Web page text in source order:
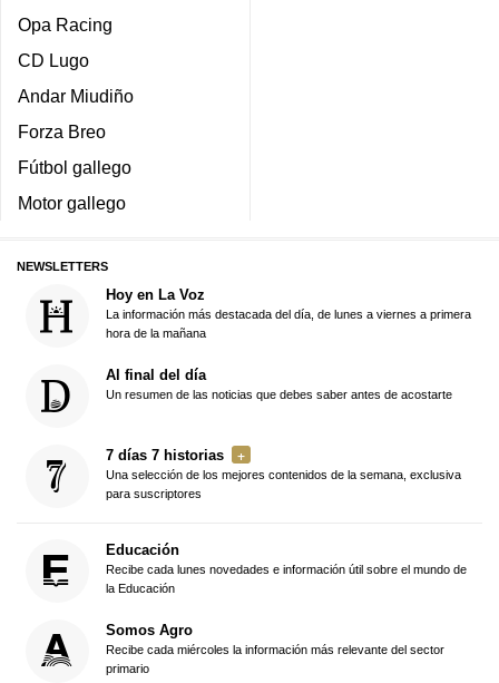
Opa Racing
CD Lugo
Andar Miudiño
Forza Breo
Fútbol gallego
Motor gallego
NEWSLETTERS
Hoy en La Voz
La información más destacada del día, de lunes a viernes a primera
hora de la mañana
Al final del día
Un resumen de las noticias que debes saber antes de acostarte
7 días 7 historias
Una selección de los mejores contenidos de la semana, exclusiva
para suscriptores
Educación
Recibe cada lunes novedades e información útil sobre el mundo de
la Educación
Somos Agro
Recibe cada miércoles la información más relevante del sector
primario